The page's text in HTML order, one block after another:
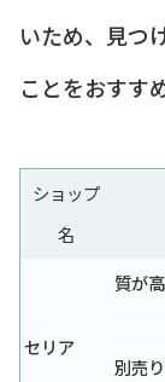
いため、見つ
ことをおすす
ショップ
名
セリア
質が
別売